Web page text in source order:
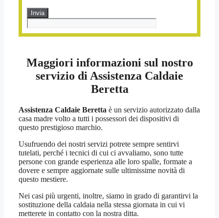
Maggiori informazioni sul nostro
servizio di Assistenza Caldaie
Beretta
Assistenza Caldaie Beretta è un servizio autorizzato dalla
casa madre volto a tutti i possessori dei dispositivi di
questo prestigioso marchio.
Usufruendo dei nostri servizi potrete sempre sentirvi
tutelati, perché i tecnici di cui ci avvaliamo, sono tutte
persone con grande esperienza alle loro spalle, formate a
dovere e sempre aggiornate sulle ultimissime novità di
questo mestiere.
Nei casi più urgenti, inoltre, siamo in grado di garantirvi la
sostituzione della caldaia nella stessa giornata in cui vi
metterete in contatto con la nostra ditta.